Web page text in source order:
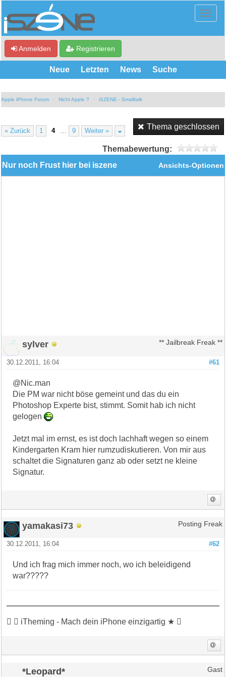
Anmelden Registrieren
Neue Letzten News Suche
Apple iPhone Forum Nicht Apple ? iSZENE - Smalltalk
« Zurück 1 4 9 Weiter » Thema geschlossen
Themabewertung:
Ansichts-Optionen
Nur noch Frust hier bei iszene
sylver ** Jailbreak Freak **
#61
30.12.2011, 16:04
@Nic.man
Die PM war nicht böse gemeint und das du ein
Photoshop Experte bist, stimmt. Somit hab ich nicht
gelogen
Jetzt mal im ernst, es ist doch lachhaft wegen so einem
Kindergarten Kram hier rumzudiskutieren. Von mir aus
schaltet die Signaturen ganz ab oder setzt ne kleine
Signatur.
yamakasi73 Posting Freak
#62
30.12.2011, 16:04
Und ich frag mich immer noch, wo ich beleidigend
war?????
 ★ iTheming - Mach dein iPhone einzigartig ★ 
*Leopard* Gast